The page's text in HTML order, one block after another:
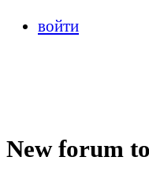
войти
New forum